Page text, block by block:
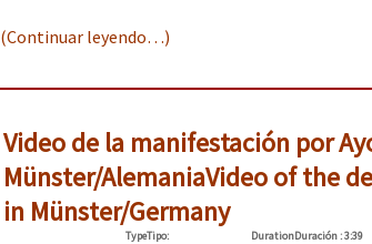
(Continuar leyendo…)
Video de la manifestación por
Münster/AlemaniaVideo of the
in Münster/Germany
TypeTipo:
DurationDuración: 3:39